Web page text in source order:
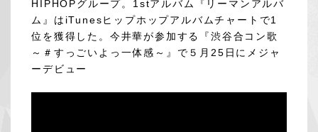
HIPHOPグループ。1stアルバム『リーマンアルバ
ム』はiTunesヒップホップアルバムチャートで1
位を獲得した。今井華が参加する『渋谷合コン歌
～＃すっごいよっ一体感～』で５月25日にメジャ
ーデビュー